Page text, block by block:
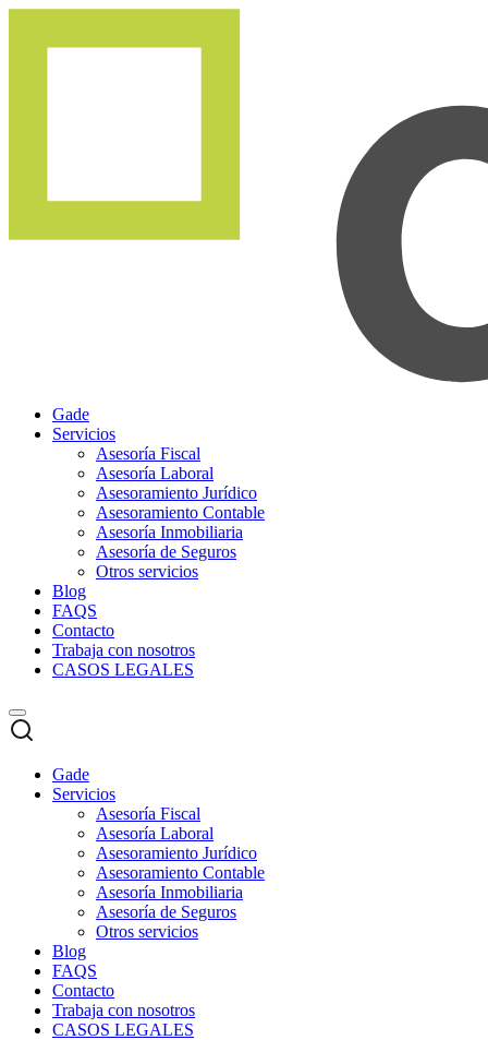
Gade
Servicios
Asesoría Fiscal
Asesoría Laboral
Asesoramiento Jurídico
Asesoramiento Contable
Asesoría Inmobiliaria
Asesoría de Seguros
Otros servicios
Blog
FAQS
Contacto
Trabaja con nosotros
CASOS LEGALES
Gade
Servicios
Asesoría Fiscal
Asesoría Laboral
Asesoramiento Jurídico
Asesoramiento Contable
Asesoría Inmobiliaria
Asesoría de Seguros
Otros servicios
Blog
FAQS
Contacto
Trabaja con nosotros
CASOS LEGALES